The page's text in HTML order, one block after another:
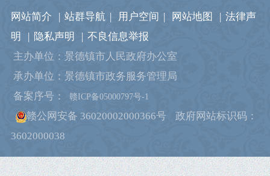
网站简介 | 站群导航 | 用户空间 | 网站地图 | 法律声
明
| 隐私声明 | 不良信息举报
主办单位：景德镇市人民政府办公室
承办单位：景德镇市政务服务管理局
备案序号：
赣ICP备05000797号-1
赣公网安备 36020002000366号
政府网站标识码：
3602000038